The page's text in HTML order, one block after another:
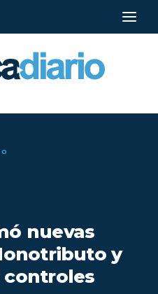
nuevas
y
controles